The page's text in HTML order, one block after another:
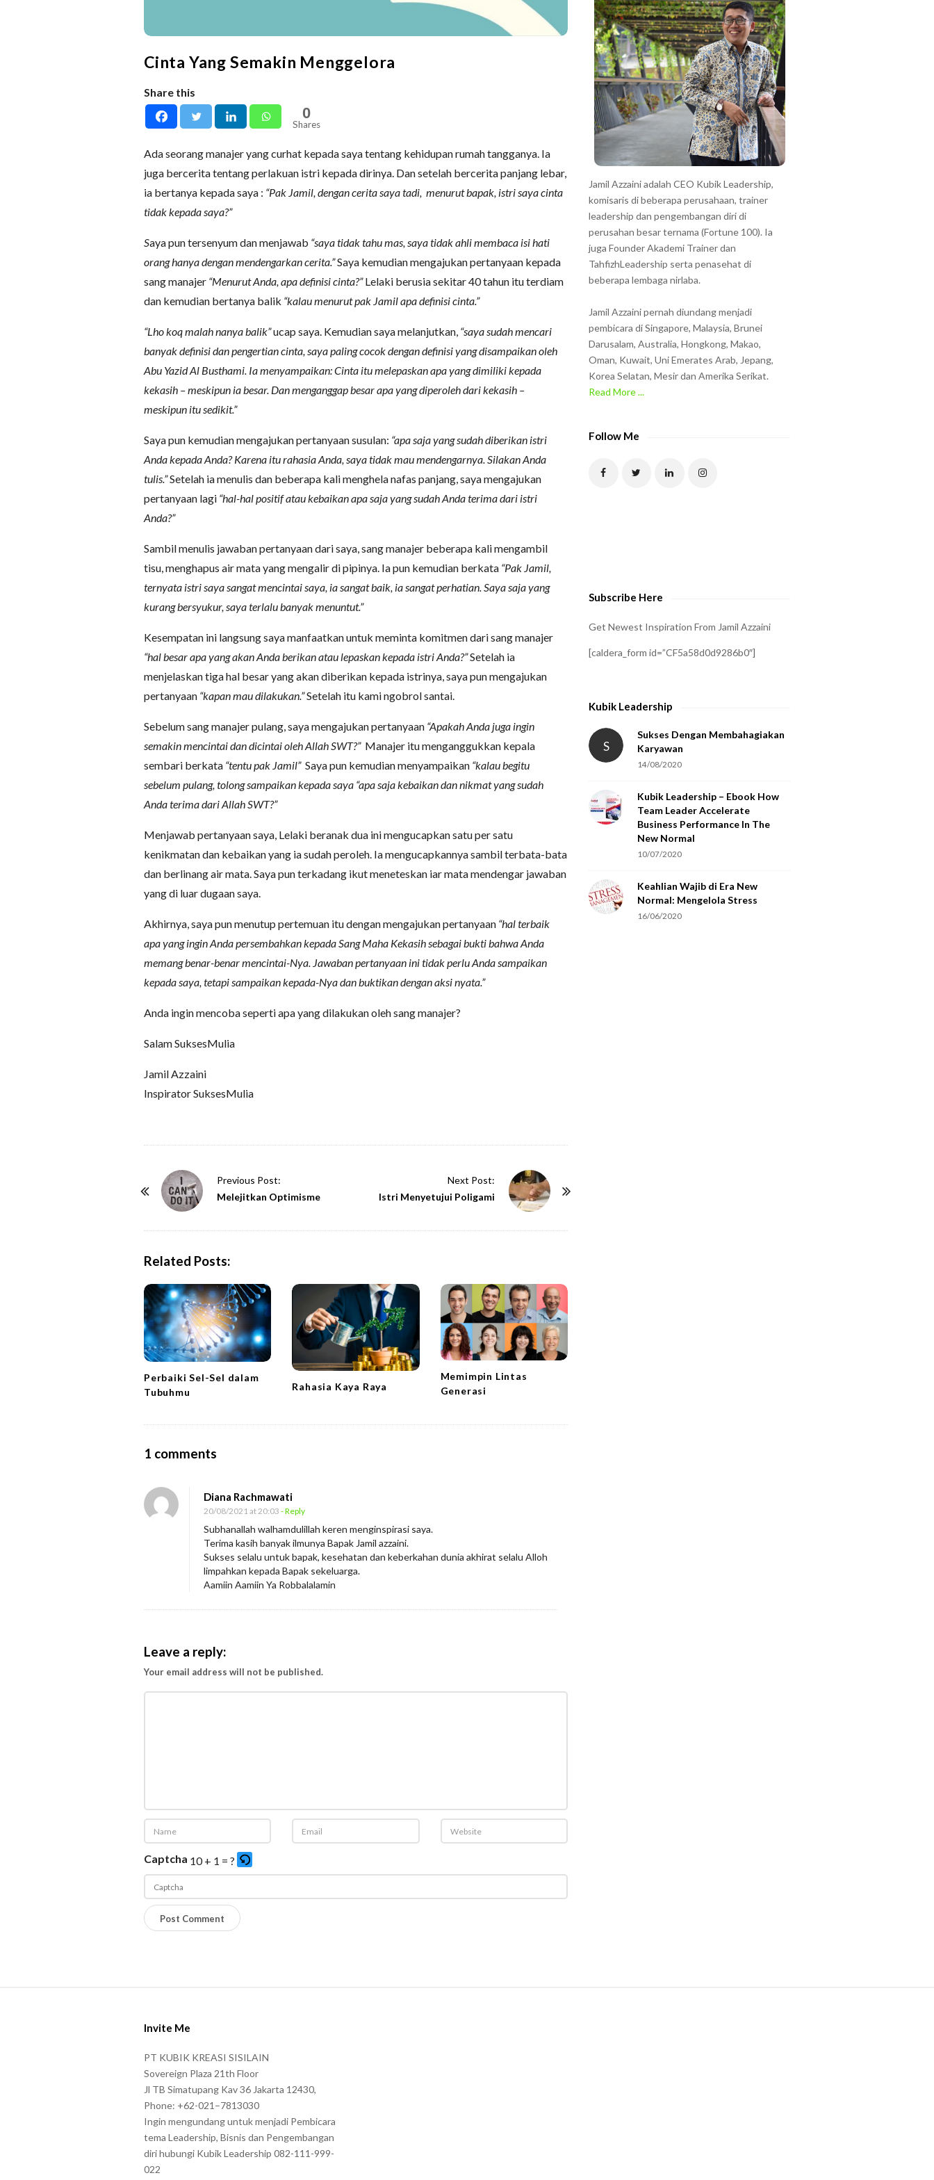
Cinta Yang Semakin Menggelora
Share this
0
Shares
Ada seorang manajer yang curhat kepada saya tentang kehidupan rumah tangganya. Ia
juga bercerita tentang perlakuan istri kepada dirinya. Dan setelah bercerita panjang lebar,
ia bertanya kepada saya : “Pak Jamil, dengan cerita saya tadi, menurut bapak, istri saya cinta
tidak kepada saya?”
Saya pun tersenyum dan menjawab “saya tidak tahu mas, saya tidak ahli membaca isi hati
orang hanya dengan mendengarkan cerita.”Saya kemudian mengajukan pertanyaan kepada
sang manajer “Menurut Anda, apa definisi cinta?”Lelaki berusia sekitar 40 tahun itu terdiam
dan kemudian bertanya balik “kalau menurut pak Jamil apa definisi cinta.”
“Lho koq malah nanya balik”ucap saya. Kemudian saya melanjutkan, “saya sudah mencari
banyak definisi dan pengertian cinta, saya paling cocok dengan definisi yang disampaikan oleh
Abu Yazid Al Busthami. Ia menyampaikan: Cinta itu melepaskan apa yang dimiliki kepada
kekasih – meskipun ia besar. Dan menganggap besar apa yang diperoleh dari kekasih –
meskipun itu sedikit.”
Saya pun kemudian mengajukan pertanyaan susulan: “apa saja yang sudah diberikan istri
Anda kepada Anda? Karena itu rahasia Anda, saya tidak mau mendengarnya. Silakan Anda
tulis.”Setelah ia menulis dan beberapa kali menghela nafas panjang, saya mengajukan
pertanyaan lagi “hal-hal positif atau kebaikan apa saja yang sudah Anda terima dari istri
Anda?”
Sambil menulis jawaban pertanyaan dari saya, sang manajer beberapa kali mengambil
tisu, menghapus air mata yang mengalir di pipinya. Ia pun kemudian berkata “Pak Jamil,
ternyata istri saya sangat mencintai saya, ia sangat baik, ia sangat perhatian. Saya saja yang
kurang bersyukur, saya terlalu banyak menuntut.”
Kesempatan ini langsung saya manfaatkan untuk meminta komitmen dari sang manajer
“hal besar apa yang akan Anda berikan atau lepaskan kepada istri Anda?”Setelah ia
menjelaskan tiga hal besar yang akan diberikan kepada istrinya, saya pun mengajukan
pertanyaan “kapan mau dilakukan.”Setelah itu kami ngobrol santai.
Sebelum sang manajer pulang, saya mengajukan pertanyaan “Apakah Anda juga ingin
semakin mencintai dan dicintai oleh Allah SWT?” Manajer itu menganggukkan kepala
sembari berkata “tentu pak Jamil” Saya pun kemudian menyampaikan “kalau begitu
sebelum pulang, tolong sampaikan kepada saya “apa saja kebaikan dan nikmat yang sudah
Anda terima dari Allah SWT?”
Menjawab pertanyaan saya, Lelaki beranak dua ini mengucapkan satu per satu
kenikmatan dan kebaikan yang ia sudah peroleh. Ia mengucapkannya sambil terbata-bata
dan berlinang air mata. Saya pun terkadang ikut meneteskan iar mata mendengar jawaban
yang di luar dugaan saya.
Akhirnya, saya pun menutup pertemuan itu dengan mengajukan pertanyaan “hal terbaik
apa yang ingin Anda persembahkan kepada Sang Maha Kekasih sebagai bukti bahwa Anda
memang benar-benar mencintai-Nya. Jawaban pertanyaan ini tidak perlu Anda sampaikan
kepada saya, tetapi sampaikan kepada-Nya dan buktikan dengan aksi nyata.”
Anda ingin mencoba seperti apa yang dilakukan oleh sang manajer?
Salam SuksesMulia
Jamil Azzaini
Inspirator SuksesMulia
Previous Post:
Melejitkan Optimisme
Next Post:
Istri Menyetujui Poligami
Related Posts:
Perbaiki Sel-Sel dalam
Tubuhmu
Rahasia Kaya Raya
Memimpin Lintas
Generasi
1 comments
i
n
t
a
Y
S
e
m
e
g
g
l
o
Diana Rachmawati
20/08/2021 at 20:03 - Reply
Subhanallah walhamdulillah keren menginspirasi saya.
Terima kasih banyak ilmunya Bapak Jamil azzaini.
Sukses selalu untuk bapak, kesehatan dan keberkahan dunia akhirat selalu Alloh
limpahkan kepada Bapak sekeluarga.
Aamiin Aamiin Ya Robbalalamin
Leave a reply:
Your email address will not be published.
Captcha 10 + 1 = ?
P
e
t
r
t
h
e
c
Jamil Azzaini adalah CEO Kubik Leadership,
komisaris di beberapa perusahaan, trainer
leadership dan pengembangan diri di
perusahan besar ternama (Fortune 100). Ia
juga Founder Akademi Trainer dan
TahfizhLeadership serta penasehat di
beberapa lembaga nirlaba.
Jamil Azzaini pernah diundang menjadi
pembicara di Singapore, Malaysia, Brunei
Darusalam, Australia, Hongkong, Makao,
Oman, Kuwait, Uni Emerates Arab, Jepang,
Korea Selatan, Mesir dan Amerika Serikat.
Read More ...
Follow Me
Subscribe Here
Get Newest Inspiration From Jamil Azzaini
[caldera_form id=”CF5a58d0d9286b0″]
Kubik Leadership
S
Sukses Dengan Membahagiakan
Karyawan
14/08/2020
Kubik Leadership – Ebook How
Team Leader Accelerate
Business Performance In The
New Normal
10/07/2020
Keahlian Wajib di Era New
Normal: Mengelola Stress
16/06/2020
Invite Me
PT KUBIK KREASI SISILAIN
Sovereign Plaza 21th Floor
Jl TB Simatupang Kav 36 Jakarta 12430,
Phone: +62-021–7813030
Ingin mengundang untuk menjadi Pembicara
tema Leadership, Bisnis dan Pengembangan
diri hubungi Kubik Leadership 082-111-999-
022